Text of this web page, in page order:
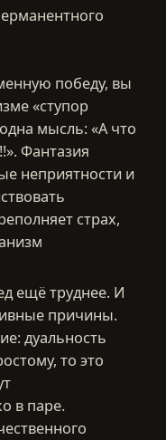
победу, вы
«ступор
мысль: «А что
Фантазия
неприятности и
страх,
ещё труднее. И
причины.
дуальность
то это
в паре.